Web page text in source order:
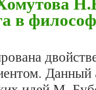
в
Данный